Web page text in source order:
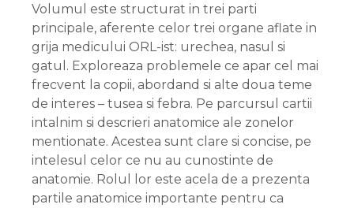
Volumul este structurat in trei parti
principale, aferente celor trei organe aflate in
grija medicului ORL-ist: urechea, nasul si
gatul. Exploreaza problemele ce apar cel mai
frecvent la copii, abordand si alte doua teme
de interes – tusea si febra. Pe parcursul cartii
intalnim si descrieri anatomice ale zonelor
mentionate. Acestea sunt clare si concise, pe
intelesul celor ce nu au cunostinte de
anatomie. Rolul lor este acela de a prezenta
partile anatomice importante pentru ca